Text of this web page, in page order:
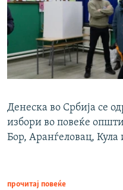
Денеска во Србија се
избори во повеќе
Бор, Аранѓеловац,
прочитај повеќе